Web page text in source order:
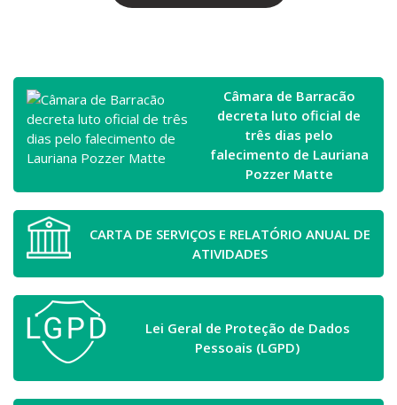
Câmara de Barracão
decreta luto oficial de
três dias pelo
falecimento de Lauriana
Pozzer Matte
CARTA DE SERVIÇOS E RELATÓRIO ANUAL DE
ATIVIDADES
Lei Geral de Proteção de Dados
Pessoais (LGPD)